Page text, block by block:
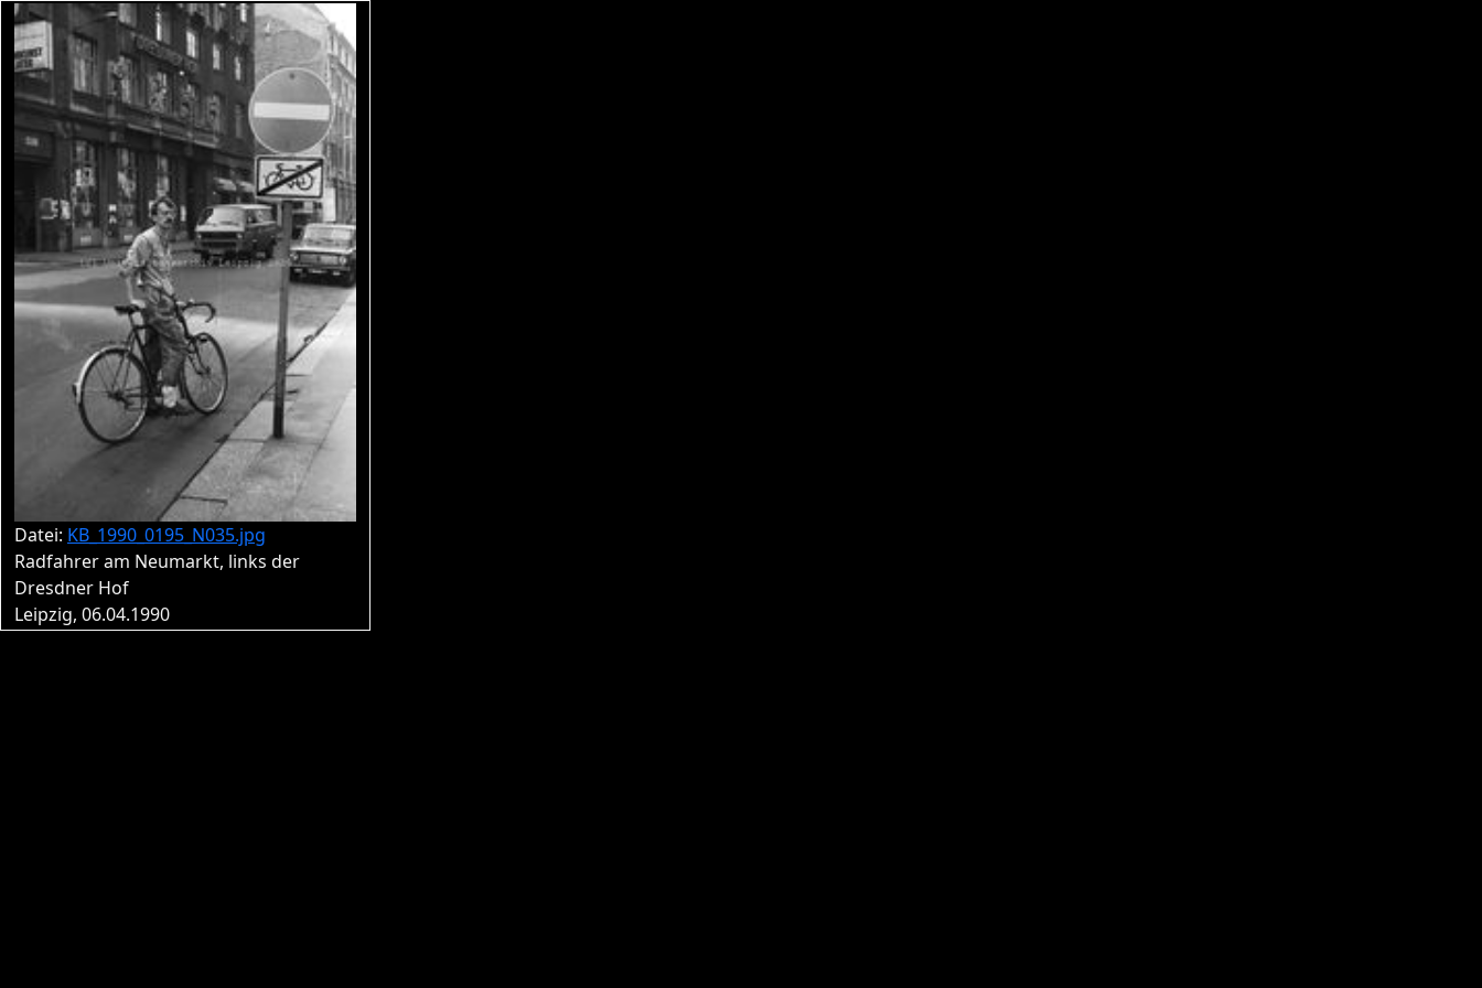
Datei: KB_1990_0195_N035.jpg
Radfahrer am Neumarkt, links der
Dresdner Hof
Leipzig, 06.04.1990